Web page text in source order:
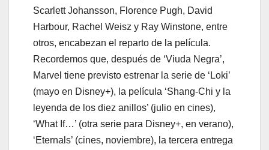
Scarlett Johansson, Florence Pugh, David
Harbour, Rachel Weisz y Ray Winstone, entre
otros, encabezan el reparto de la película.
Recordemos que, después de ‘Viuda Negra’,
Marvel tiene previsto estrenar la serie de ‘Loki’
(mayo en Disney+), la película ‘Shang-Chi y la
leyenda de los diez anillos’ (julio en cines),
‘What If…’ (otra serie para Disney+, en verano),
‘Eternals’ (cines, noviembre), la tercera entrega